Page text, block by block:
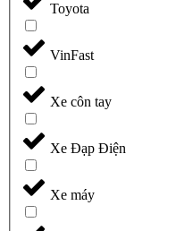
Toyota
VinFast
Xe côn tay
Xe Đạp Điện
Xe máy